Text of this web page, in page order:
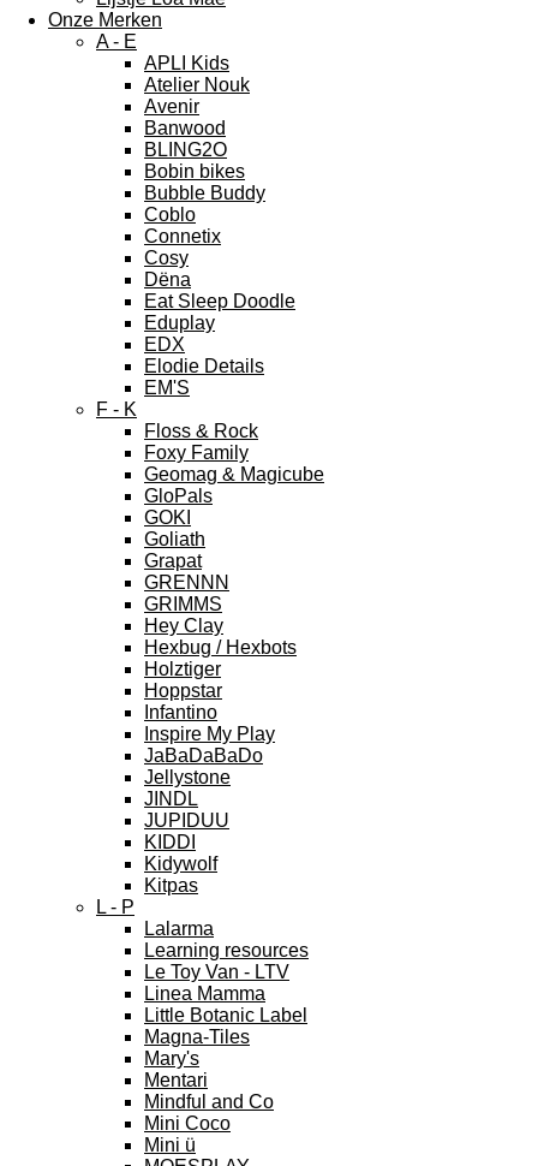
Onze Merken
A - E
APLI Kids
Atelier Nouk
Avenir
Banwood
BLING2O
Bobin bikes
Bubble Buddy
Coblo
Connetix
Cosy
Dëna
Eat Sleep Doodle
Eduplay
EDX
Elodie Details
EM'S
F - K
Floss & Rock
Foxy Family
Geomag & Magicube
GloPals
GOKI
Goliath
Grapat
GRENNN
GRIMMS
Hey Clay
Hexbug / Hexbots
Holztiger
Hoppstar
Infantino
Inspire My Play
JaBaDaBaDo
Jellystone
JINDL
JUPIDUU
KIDDI
Kidywolf
Kitpas
L - P
Lalarma
Learning resources
Le Toy Van - LTV
Linea Mamma
Little Botanic Label
Magna-Tiles
Mary's
Mentari
Mindful and Co
Mini Coco
Mini ü